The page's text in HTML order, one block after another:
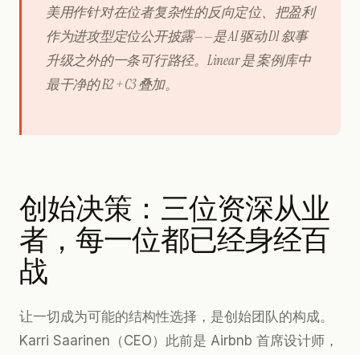
美用作针对在位者复杂性的反向定位、把盈利
作为进攻型定位公开披露——是 AI 驱动 D1 叙事
升级之外的一条可行路径。Linear 是 案例库中
最干净的 B2 + C3 叠加。
创始决策：三位资深从业
者，每一位都已经身经百
战
让一切成为可能的结构性选择，是创始团队的构成。
Karri Saarinen（CEO）此前是 Airbnb 首席设计师，